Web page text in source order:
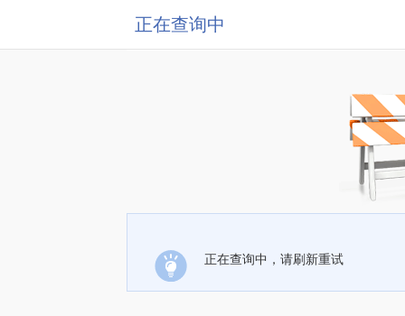
正在查询中
正在查询中，请刷新重试